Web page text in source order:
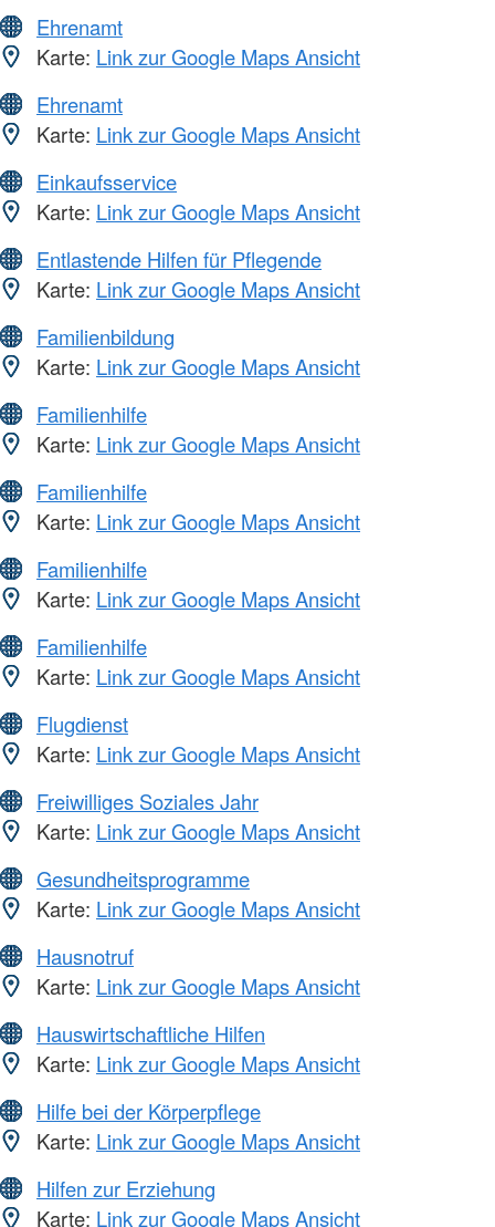
Ehrenamt
Karte: Link zur Google Maps Ansicht
Ehrenamt
Karte: Link zur Google Maps Ansicht
Einkaufsservice
Karte: Link zur Google Maps Ansicht
Entlastende Hilfen für Pflegende
Karte: Link zur Google Maps Ansicht
Familienbildung
Karte: Link zur Google Maps Ansicht
Familienhilfe
Karte: Link zur Google Maps Ansicht
Familienhilfe
Karte: Link zur Google Maps Ansicht
Familienhilfe
Karte: Link zur Google Maps Ansicht
Familienhilfe
Karte: Link zur Google Maps Ansicht
Flugdienst
Karte: Link zur Google Maps Ansicht
Freiwilliges Soziales Jahr
Karte: Link zur Google Maps Ansicht
Gesundheitsprogramme
Karte: Link zur Google Maps Ansicht
Hausnotruf
Karte: Link zur Google Maps Ansicht
Hauswirtschaftliche Hilfen
Karte: Link zur Google Maps Ansicht
Hilfe bei der Körperpflege
Karte: Link zur Google Maps Ansicht
Hilfen zur Erziehung
Karte: Link zur Google Maps Ansicht